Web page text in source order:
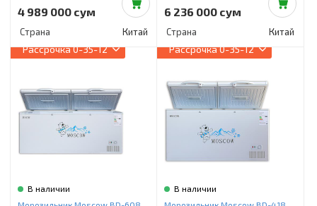
4 989 000 сум
Страна Китай
6 236 000 сум
Страна Китай
Рассрочка0-35-12
В наличии
Рассрочка0-35-12
В наличии